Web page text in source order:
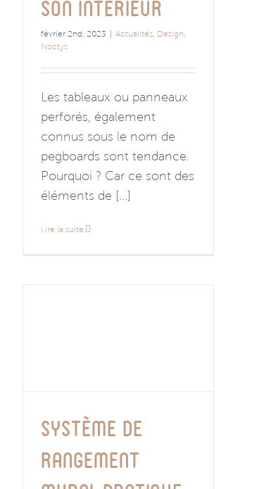
son intérieur
février 2nd, 2023 Actualités Design
Noctys
Les tableaux ou panneaux
perforés, également
connus sous le nom de
pegboards sont tendance.
Pourquoi ? Car ce sont des
éléments de [...]
Lire la suite
Système de
rangement